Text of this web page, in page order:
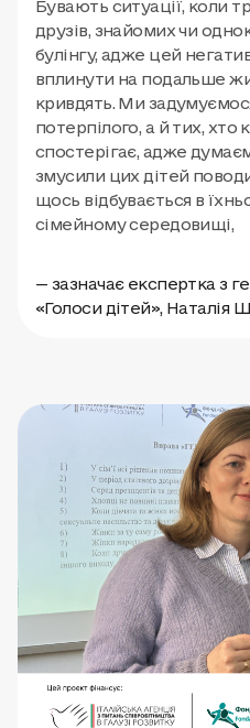
Бувають ситуації, коли
друзів, знайомих чи
булінгу, адже цей
вплинути на подальше
кривдять. Ми
потерпілого, а й тих, хто
спостерігає, адже
змусили цих дітей
щось відбувається в
сімейному середовищі,
— зазначає експертка з
«Голоси дітей», Наталія